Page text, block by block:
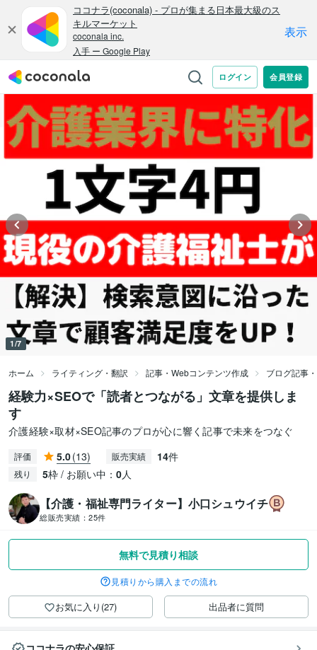
1/7
ホーム ライティング・翻訳 記事・Webコンテンツ作成 ブログ記事
経験力×SEOで「読者とつながる」文章を提供しま
す
介護経験×取材×SEO記事のプロが心に響く記事で未来をつなぐ
評価 5.0(13) 販売実績 14件
残り 5枠 / お願い中： 0人
【介護・福祉専門ライター】小口シュウイチ
総販売実績： 25件
無料で見積り相談
見積りから購入までの流れ
お気に入り(27) 出品者に質問